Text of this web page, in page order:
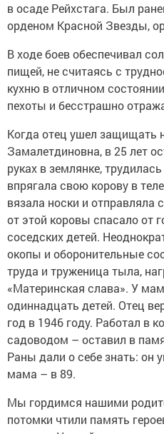
в осаде Рейхстага. Был
орденом Красной Звезды,
В ходе боев обеспечивал
пищей, не считаясь с
кухню в отличном
пехоты и бесстрашно
Когда отец ушел защищать
Замалетдиновна, в 25 лет
руках в землянке,
впрягала свою корову в
вязала носки и
от этой коровы спасало от
соседских детей.
окопы и оборонительные
труда и труженица тыла,
«Материнская слава». У
одиннадцать детей. Отец
год в 1946 году. Работал в
садоводом – оставил в
Раны дали о себе знать: он
мама – в 89.
Мы гордимся нашими
потомки чтили память